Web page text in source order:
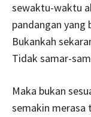
sewaktu-waktu
pandangan yang
Bukankah
Tidak samar-
Maka bukan
semakin merasa